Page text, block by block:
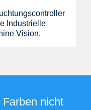
Industrielle
Vision.
nicht